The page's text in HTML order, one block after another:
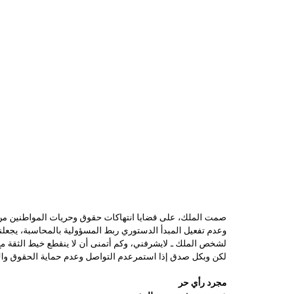
صمت الملك، على قضايا انتهاكات حقوق وحريات المواطنين
وعدم تفعيل المبدأ الدستوري ربط المسؤولية بالمحاسبة،
لشخص الملك ـ لايشرفني، وكم أتمنى أن لا ينقطع خيط
لكن وبكل صدق إذا استمرعدم التواصل وعدم حماية الحقوق
مجرد رأي حر